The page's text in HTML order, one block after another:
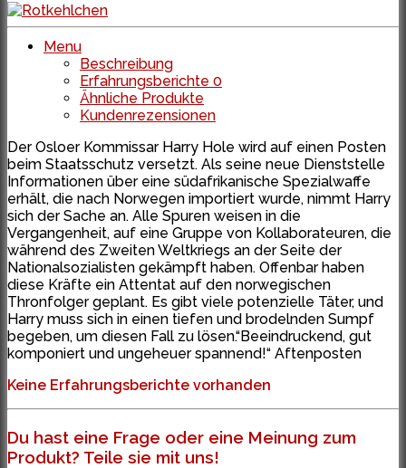
Menu
Beschreibung
Erfahrungsberichte 0
Ähnliche Produkte
Kundenrezensionen
Der Osloer Kommissar Harry Hole wird auf einen Posten
beim Staatsschutz versetzt. Als seine neue Dienststelle
Informationen über eine südafrikanische Spezialwaffe
erhält, die nach Norwegen importiert wurde, nimmt Harry
sich der Sache an. Alle Spuren weisen in die
Vergangenheit, auf eine Gruppe von Kollaborateuren, die
während des Zweiten Weltkriegs an der Seite der
Nationalsozialisten gekämpft haben. Offenbar haben
diese Kräfte ein Attentat auf den norwegischen
Thronfolger geplant. Es gibt viele potenzielle Täter, und
Harry muss sich in einen tiefen und brodelnden Sumpf
begeben, um diesen Fall zu lösen.“Beeindruckend, gut
komponiert und ungeheuer spannend!“ Aftenposten
Keine Erfahrungsberichte vorhanden
Du hast eine Frage oder eine Meinung zum
Produkt? Teile sie mit uns!